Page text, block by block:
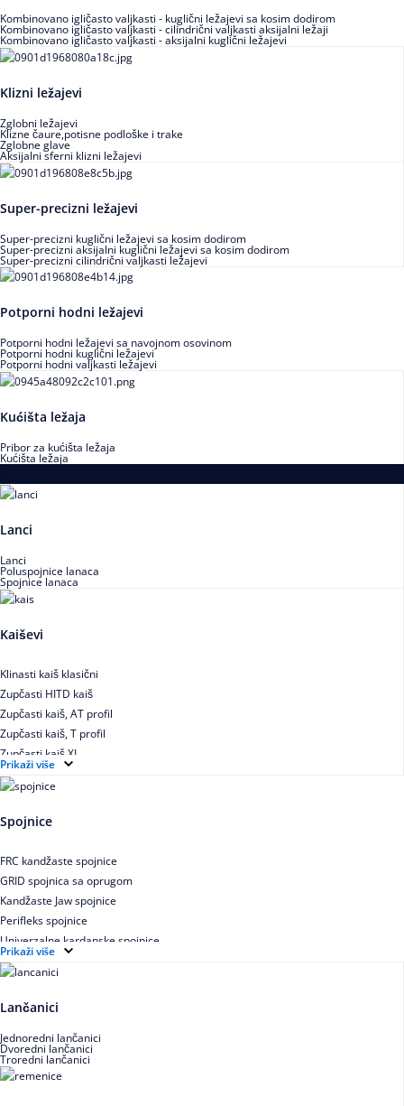
Kombinovano igličasto valjkasti - kuglični ležajevi sa kosim dodirom
Kombinovano igličasto valjkasti - cilindrični valjkasti aksijalni ležaji
Kombinovano igličasto valjkasti - aksijalni kuglični ležajevi
Klizni ležajevi
Zglobni ležajevi
Klizne čaure,potisne podloške i trake
Zglobne glave
Aksijalni sferni klizni ležajevi
Super-precizni ležajevi
Super-precizni kuglični ležajevi sa kosim dodirom
Super-precizni aksijalni kuglični ležajevi sa kosim dodirom
Super-precizni cilindrični valjkasti ležajevi
Potporni hodni ležajevi
Potporni hodni ležajevi sa navojnom osovinom
Potporni hodni kuglični ležajevi
Potporni hodni valjkasti ležajevi
Kućišta ležaja
Pribor za kućišta ležaja
Kućišta ležaja
Lanci
Lanci
Poluspojnice lanaca
Spojnice lanaca
Kaiševi
Klinasti kaiš klasični
Zupčasti HITD kaiš
Zupčasti kaiš, AT profil
Zupčasti kaiš, T profil
Zupčasti kaiš XL
Zupčasti STD kaiš
Uskoprofilno klinasto remenje
Uskoprofilno klinasto remenje spojeno
Uskoprofilno klinasto remenje XP extra power
Višekanalno remenje PJ,PK
Prikaži više
Spojnice
FRC kandžaste spojnice
GRID spojnica sa oprugom
Kandžaste Jaw spojnice
Perifleks spojnice
Univerzalne kardanske spojnice
Zupčaste spojnice
Prikaži više
Lančanici
Jednoredni lančanici
Dvoredni lančanici
Troredni lančanici